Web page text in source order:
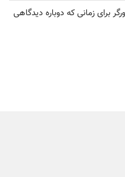
برای زمانی که دوباره دیدگاهی